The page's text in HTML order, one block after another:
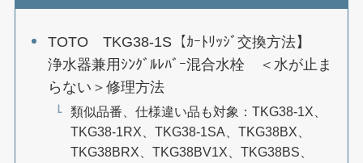
TOTO TKG38-1S【ｶｰﾄﾘｯｼﾞ交換方法】
浄水器兼用ｼﾝｸﾞﾙﾚﾊﾞｰ混合水栓 ＜水が止ま
らない＞修理方法
類似品番、仕様違い品も対象：TKG38-1X、
TKG38-1RX、TKG38-1SA、TKG38BX、
TKG38BRX、TKG38BV1X、TKG38BS、